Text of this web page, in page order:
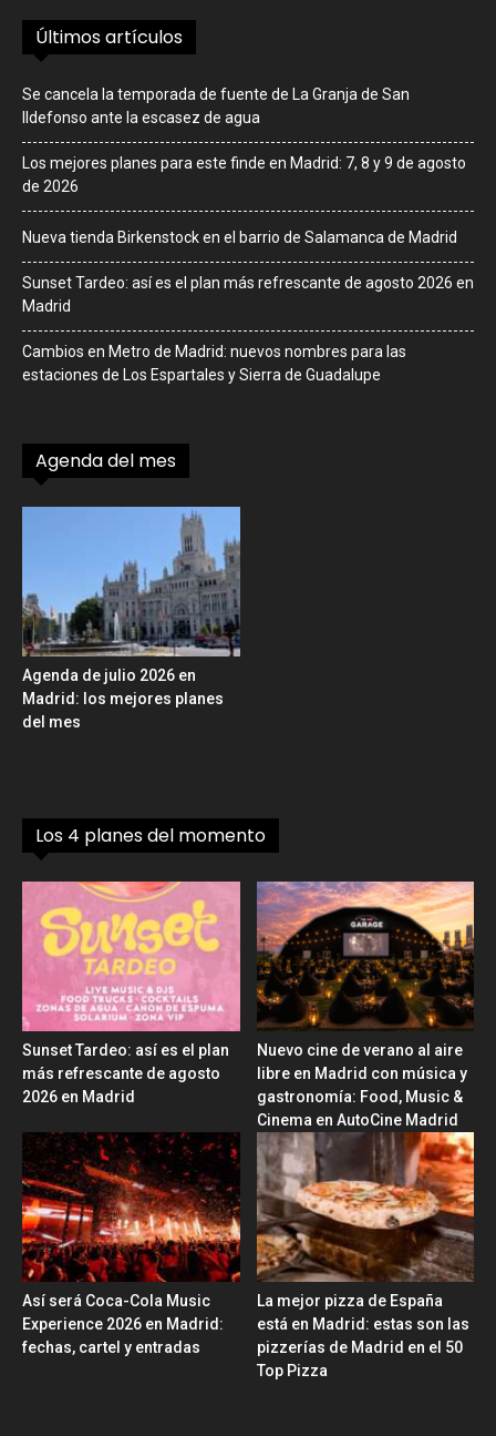
Últimos artículos
Se cancela la temporada de fuente de La Granja de San
Ildefonso ante la escasez de agua
Los mejores planes para este finde en Madrid: 7, 8 y 9 de agosto
de 2026
Nueva tienda Birkenstock en el barrio de Salamanca de Madrid
Sunset Tardeo: así es el plan más refrescante de agosto 2026 en
Madrid
Cambios en Metro de Madrid: nuevos nombres para las
estaciones de Los Espartales y Sierra de Guadalupe
Agenda del mes
Agenda de julio 2026 en
Madrid: los mejores planes
del mes
Los 4 planes del momento
Sunset Tardeo: así es el plan
más refrescante de agosto
2026 en Madrid
Nuevo cine de verano al aire
libre en Madrid con música y
gastronomía: Food, Music &
Cinema en AutoCine Madrid
Así será Coca-Cola Music
Experience 2026 en Madrid:
fechas, cartel y entradas
La mejor pizza de España
está en Madrid: estas son las
pizzerías de Madrid en el 50
Top Pizza